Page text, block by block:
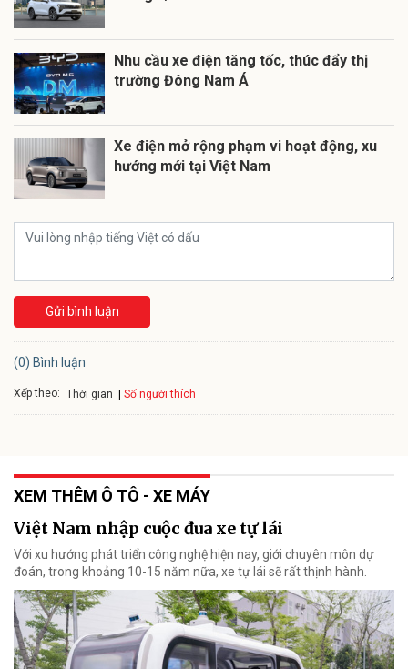
Nhu cầu xe điện tăng tốc, thúc đẩy thị
trường Đông Nam Á
Xe điện mở rộng phạm vi hoạt động, xu
hướng mới tại Việt Nam
Gửi bình luận
(0) Bình luận
Xếp theo: Thời gian Số người thích
XEM THÊM Ô TÔ - XE MÁY
Việt Nam nhập cuộc đua xe tự lái
Với xu hướng phát triển công nghệ hiện nay, giới chuyên môn dự
đoán, trong khoảng 10-15 năm nữa, xe tự lái sẽ rất thịnh hành.